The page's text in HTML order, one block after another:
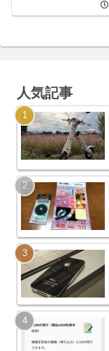
人気記事